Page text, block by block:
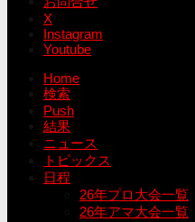
X
Instagram
Youtube
Home
検索
Push
結果
ニュース
トピックス
日程
26年プロ大会一覧
26年アマ大会一覧